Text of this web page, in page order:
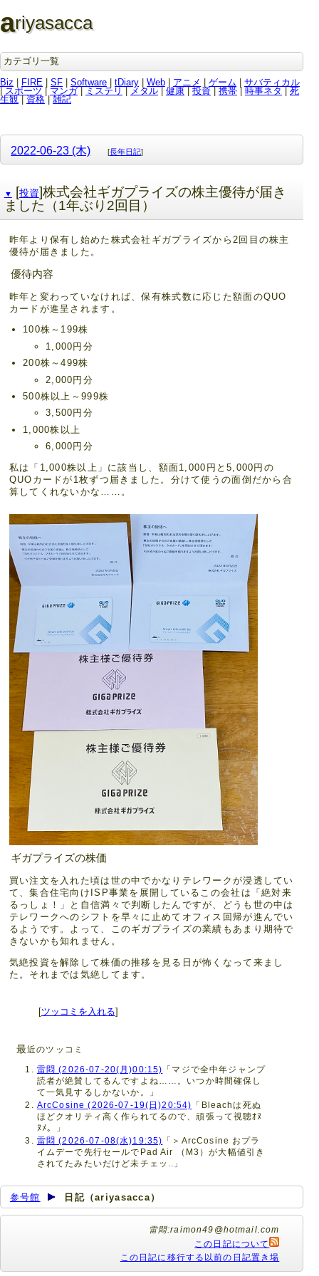
ariyasacca
カテゴリ一覧
Biz
FIRE SF Software tDiary Web アニメ ゲーム
サバティカル
スポーツ | マンガ| ミステリ メタル 健康 投資 携帯 | 時事ネタ
死
生観
資格| 雑記
2022-06-23 (木) [長年日記]
▼ [投資]株式会社ギガプライズの株主優待が届き
ました（1年ぶり2回目）
昨年より保有し始めた株式会社ギガプライズから2回目の株主
優待が届きました。
優待内容
昨年と変わっていなければ、保有株式数に応じた額面のQUO
カードが進呈されます。
100株～199株
1,000円分
200株～499株
2,000円分
500株以上～999株
3,500円分
1,000株以上
6,000円分
私は「1,000株以上」に該当し、額面1,000円と5,000円の
QUOカードが1枚ずつ届きました。分けて使うの面倒だから合
算してくれないかな……。
ギガプライズの株価
買い注文を入れた頃は世の中でかなりテレワークが浸透してい
て、集合住宅向けISP事業を展開しているこの会社は「絶対来
るっしょ！」と自信満々で判断したんですが、どうも世の中は
テレワークへのシフトを早々に止めてオフィス回帰が進んでい
るようです。よって、このギガプライズの業績もあまり期待で
きないかも知れません。
気絶投資を解除して株価の推移を見る日が怖くなって来まし
た。それまでは気絶してます。
[ツッコミを入れる]
最近のツッコミ
雷悶 (2026-07-20(月)00:15)
「マジで全中年ジャンプ
読者が絶賛してるんですよね……。いつか時間確保し
て一気見するしかないか。」
ArcCosine (2026-07-19(日)20:54)
「Bleachは死ぬ
ほどクオリティ高く作られてるので、頑張って視聴ｵﾇ
ﾇﾒ。」
雷悶 (2026-07-08(水)19:35)
「＞ArcCosine おプラ
イムデーで先行セールでPad Air （M3）が大幅値引き
されてたみたいだけど未チェッ..」
参号館 日記（ariyasacca）
雷悶:raimon49@hotmail.com
この日記について
この日記に移行する以前の日記置き場